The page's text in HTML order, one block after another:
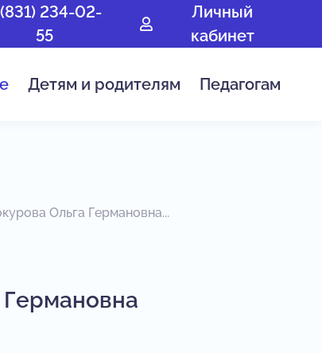
234-02-
55
Личный
кабинет
Детям и родителям Педагогам
Ольга Германовна...